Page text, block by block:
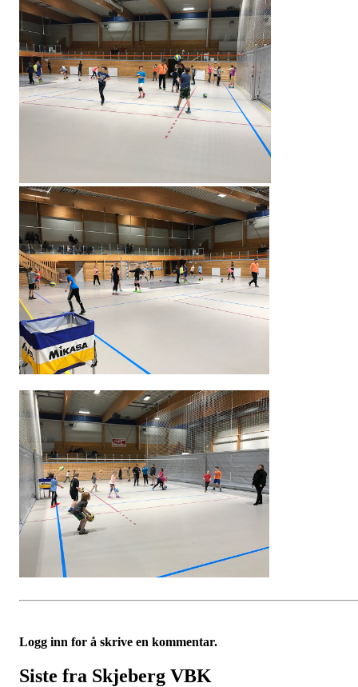
Logg inn for å skrive en kommentar.
Siste fra Skjeberg VBK